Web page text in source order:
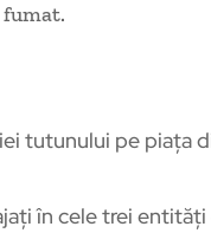
tutunului pe piața
în cele trei